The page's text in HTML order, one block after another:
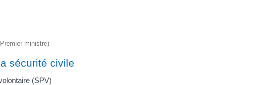
ministre)
sécurité civile
(SPV)